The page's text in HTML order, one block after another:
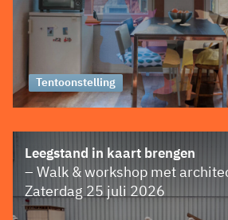
Tentoonstelling
Leegstand in kaart brengen
– Walk & workshop met
Zaterdag 25 juli 2026